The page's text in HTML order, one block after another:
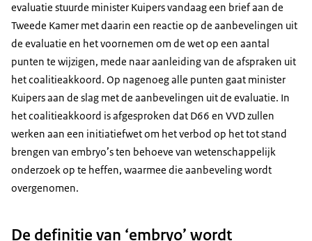
evaluatie stuurde minister Kuipers vandaag een brief aan de
Tweede Kamer met daarin een reactie op de aanbevelingen uit
de evaluatie en het voornemen om de wet op een aantal
punten te wijzigen, mede naar aanleiding van de afspraken uit
het coalitieakkoord. Op nagenoeg alle punten gaat minister
Kuipers aan de slag met de aanbevelingen uit de evaluatie. In
het coalitieakkoord is afgesproken dat D66 en VVD zullen
werken aan een initiatiefwet om het verbod op het tot stand
brengen van embryo’s ten behoeve van wetenschappelijk
onderzoek op te heffen, waarmee die aanbeveling wordt
overgenomen.
De definitie van ‘embryo’ wordt